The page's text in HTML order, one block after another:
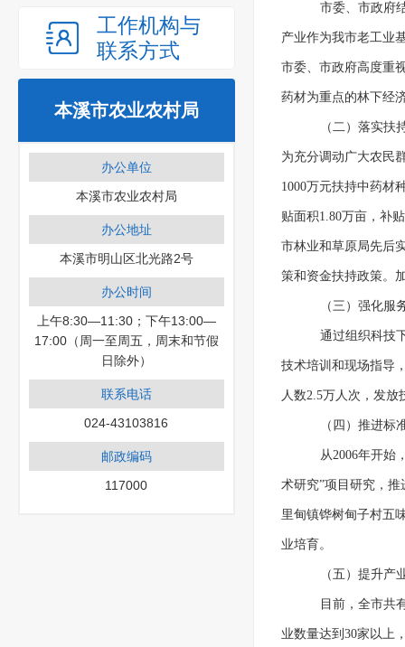
工作机构与
联系方式
本溪市农业农村局
办公单位
本溪市农业农村局
办公地址
本溪市明山区北光路2号
办公时间
上午8:30—11:30；下午13:00—
17:00（周一至周五，周末和节假
日除外）
联系电话
024-43103816
邮政编码
117000
市委、市政府
产业作为我市老工业
市委、市政府高度重
药材为重点的林下经
（二）落实扶
为充分调动广大农民
1000万元扶持中药材
贴面积1.80万亩，补
市林业和草原局先后
策和资金扶持政策。
（三）强化服
通过组织科技
技术培训和现场指导
人数2.5万人次，发放
（四）推进标
从2006年开始
术研究”项目研究，
里甸镇铧树甸子村五
业培育。
（五）提升产
目前，全市共
业数量达到30家以上